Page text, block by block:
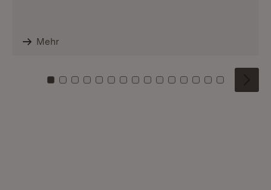
Mehr
Zu Kachel: 0
Zu Kachel: 1
Zu Kachel: 2
Zu Kachel: 3
Zu Kachel: 4
Zu Kachel: 5
Zu Kachel: 6
Zu Kachel: 7
Zu Kachel: 8
Zu Kachel: 9
Zu Kachel: 10
Zu Kachel: 11
Zu Kachel: 12
Zu Kachel:
Zu